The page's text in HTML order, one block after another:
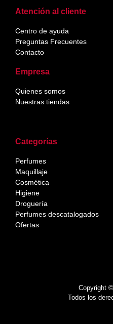
Copyright
Todos los
Categorías
Perfumes
Maquillaje
Cosmética
Higiene
Droguería
Perfumes descatalogados
Ofertas
Atención al cliente
Centro de ayuda
Preguntas Frecuentes
Contacto
Empresa
Quienes somos
Nuestras tiendas